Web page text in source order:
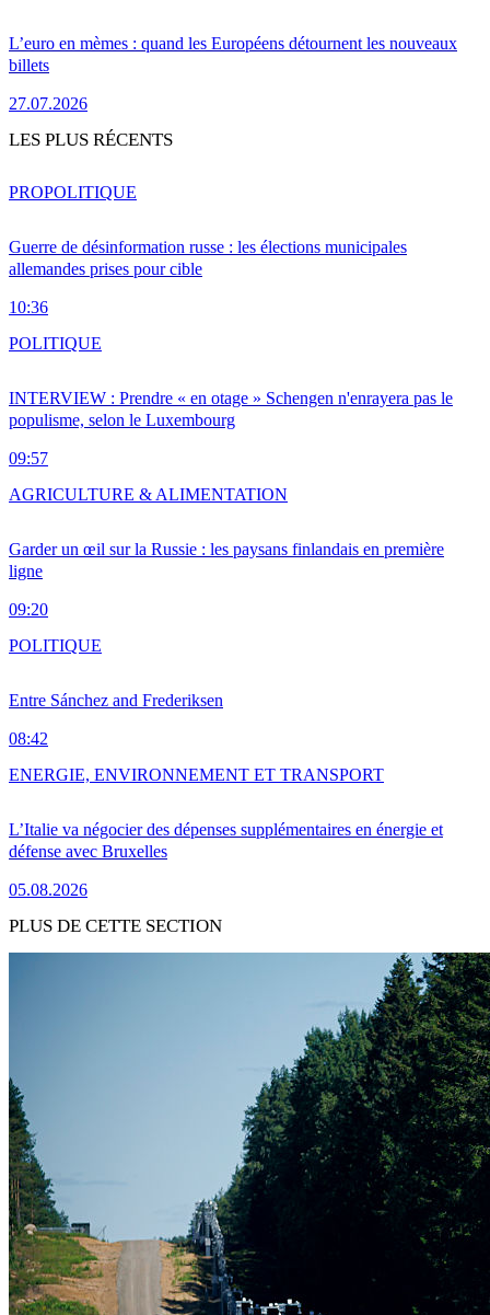
L’euro en mèmes : quand les Européens détournent les nouveaux
billets
27.07.2026
LES PLUS RÉCENTS
Guerre de désinformation russe : les élections municipales
allemandes prises pour cible
10:36
PROPOLITIQUE
INTERVIEW : Prendre « en otage » Schengen n'enrayera pas le
populisme, selon le Luxembourg
09:57
POLITIQUE
Garder un œil sur la Russie : les paysans finlandais en première
ligne
09:20
AGRICULTURE & ALIMENTATION
Entre Sánchez and Frederiksen
08:42
POLITIQUE
L’Italie va négocier des dépenses supplémentaires en énergie et
défense avec Bruxelles
05.08.2026
ENERGIE, ENVIRONNEMENT ET TRANSPORT
PLUS DE CETTE SECTION